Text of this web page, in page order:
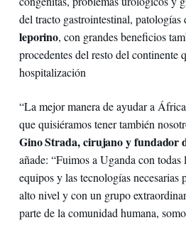
del tracto gastrointestinal,
leporino, con grandes beneficios
procedentes del resto del continente
hospitalización
“La mejor manera de ayudar a
que quisiéramos tener también
Gino Strada, cirujano y fundador
añade: “Fuimos a Uganda con todas
equipos y las tecnologías necesarias
alto nivel y con un grupo
parte de la comunidad humana,